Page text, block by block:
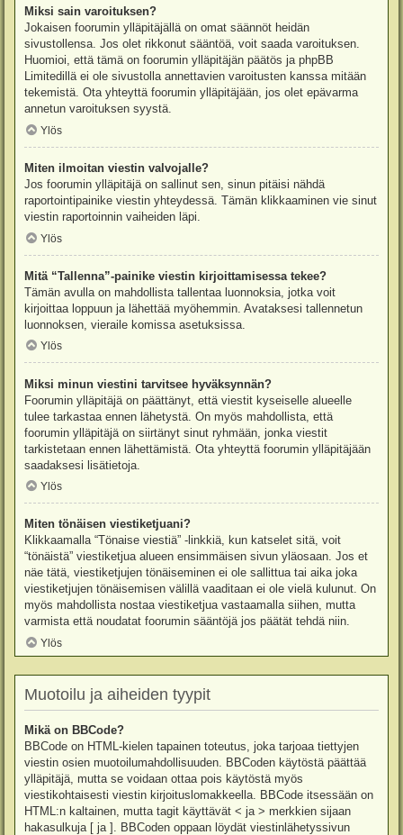
Miksi sain varoituksen?
Jokaisen foorumin ylläpitäjällä on omat säännöt heidän
sivustollensa. Jos olet rikkonut sääntöä, voit saada varoituksen.
Huomioi, että tämä on foorumin ylläpitäjän päätös ja phpBB
Limitedillä ei ole sivustolla annettavien varoitusten kanssa mitään
tekemistä. Ota yhteyttä foorumin ylläpitäjään, jos olet epävarma
annetun varoituksen syystä.
Ylös
Miten ilmoitan viestin valvojalle?
Jos foorumin ylläpitäjä on sallinut sen, sinun pitäisi nähdä
raportointipainike viestin yhteydessä. Tämän klikkaaminen vie sinut
viestin raportoinnin vaiheiden läpi.
Ylös
Mitä “Tallenna”-painike viestin kirjoittamisessa tekee?
Tämän avulla on mahdollista tallentaa luonnoksia, jotka voit
kirjoittaa loppuun ja lähettää myöhemmin. Avataksesi tallennetun
luonnoksen, vieraile komissa asetuksissa.
Ylös
Miksi minun viestini tarvitsee hyväksynnän?
Foorumin ylläpitäjä on päättänyt, että viestit kyseiselle alueelle
tulee tarkastaa ennen lähetystä. On myös mahdollista, että
foorumin ylläpitäjä on siirtänyt sinut ryhmään, jonka viestit
tarkistetaan ennen lähettämistä. Ota yhteyttä foorumin ylläpitäjään
saadaksesi lisätietoja.
Ylös
Miten tönäisen viestiketjuani?
Klikkaamalla “Tönaise viestiä” -linkkiä, kun katselet sitä, voit
“tönäistä” viestiketjua alueen ensimmäisen sivun yläosaan. Jos et
näe tätä, viestiketjujen tönäiseminen ei ole sallittua tai aika joka
viestiketjujen tönäisemisen välillä vaaditaan ei ole vielä kulunut. On
myös mahdollista nostaa viestiketjua vastaamalla siihen, mutta
varmista että noudatat foorumin sääntöjä jos päätät tehdä niin.
Ylös
Muotoilu ja aiheiden tyypit
Mikä on BBCode?
BBCode on HTML-kielen tapainen toteutus, joka tarjoaa tiettyjen
viestin osien muotoilumahdollisuuden. BBCoden käytöstä päättää
ylläpitäjä, mutta se voidaan ottaa pois käytöstä myös
viestikohtaisesti viestin kirjoituslomakkeella. BBCode itsessään on
HTML:n kaltainen, mutta tagit käyttävät < ja > merkkien sijaan
hakasulkuja [ ja ]. BBCoden oppaan löydät viestinlähetyssivun